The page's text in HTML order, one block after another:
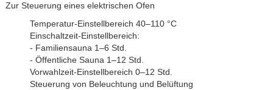
Zur Steuerung eines elektrischen Ofen
Temperatur-Einstellbereich 40–110 °C
Einschaltzeit-Einstellbereich:
- Familiensauna 1–6 Std.
- Öffentliche Sauna 1–12 Std.
Vorwahlzeit-Einstellbereich 0–12 Std.
Steuerung von Beleuchtung und Belüftung